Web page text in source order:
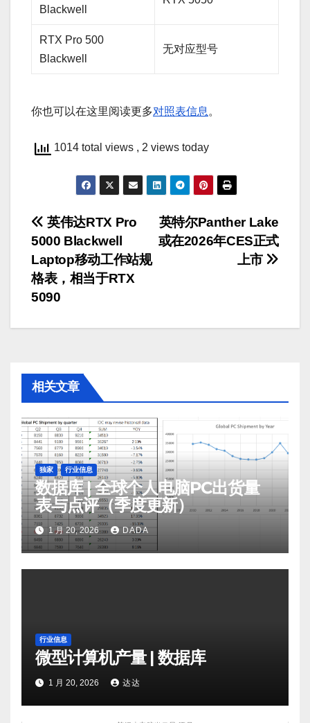
Blackwell
RTX Pro 500
Blackwell
无对应型号
你也可以在这里阅读更多对照表信息 。
1014 total views , 2 views today
文
章
导
英特尔Panther Lake
或在2026年CES正式
上市
英伟达RTX Pro
5000 Blackwell
Laptop移动工作站规
格表，相当于RTX
5090
相关文章
独家 行业信息
数据库 | 全球个人电脑PC出货量
表与点评（季度更新）
1 月 20, 2026 DADA
行业信息
微型计算机产量 | 数据库
1 月 20, 2026 达达